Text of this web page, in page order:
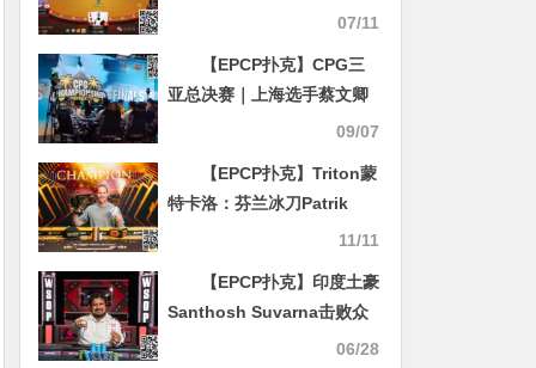
07/11
【EPCP扑克】CPG三
亚总决赛｜上海选手蔡文卿
实现大逆转，运气与实力并
得龙王奖杯！
09/07
【EPCP扑克】Triton蒙
特卡洛：芬兰冰刀Patrik
Antonius勇夺20万邀请赛冠
11/11
【EPCP扑克】印度土豪
Santhosh Suvarna击败众
多大咖，拿下个人第二条金
06/28